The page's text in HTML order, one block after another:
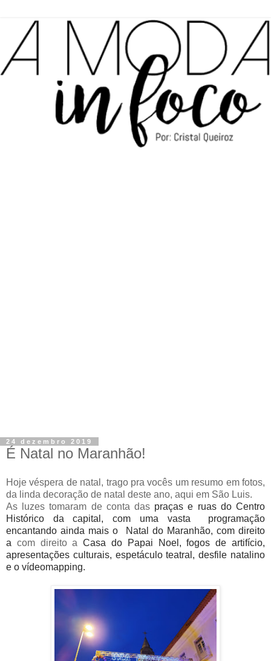
24 dezembro 2019
É Natal no Maranhão!
Hoje véspera de natal, trago pra vocês um resumo em fotos,
da linda decoração de natal deste ano, aqui em São Luis.
As luzes tomaram de conta das praças e ruas do Centro
Histórico da capital, com uma vasta
programação
encantando ainda mais o Natal do Maranhão, com direito
a com direito aCasa do Papai Noel,fogos de artifício,
apresentações culturais, espetáculo teatral, desfile natalino
e o vídeomapping.